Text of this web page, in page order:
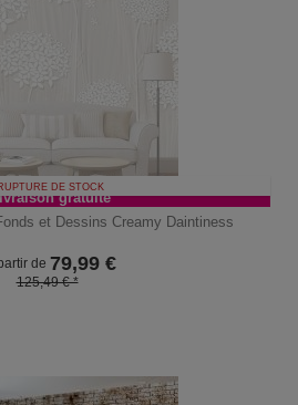
gratuite
DE STOCK
et Dessins Creamy Daintiness
de 79,99€
125,49 € *